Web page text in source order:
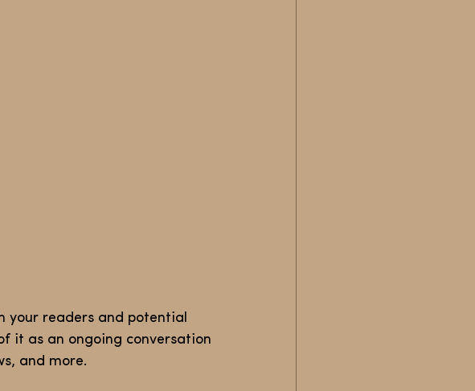
your readers and potential
it as an ongoing conversation
and more.